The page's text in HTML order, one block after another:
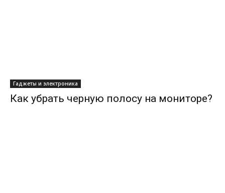
Гаджеты и электроника
Как убрать черную полосу на мониторе?